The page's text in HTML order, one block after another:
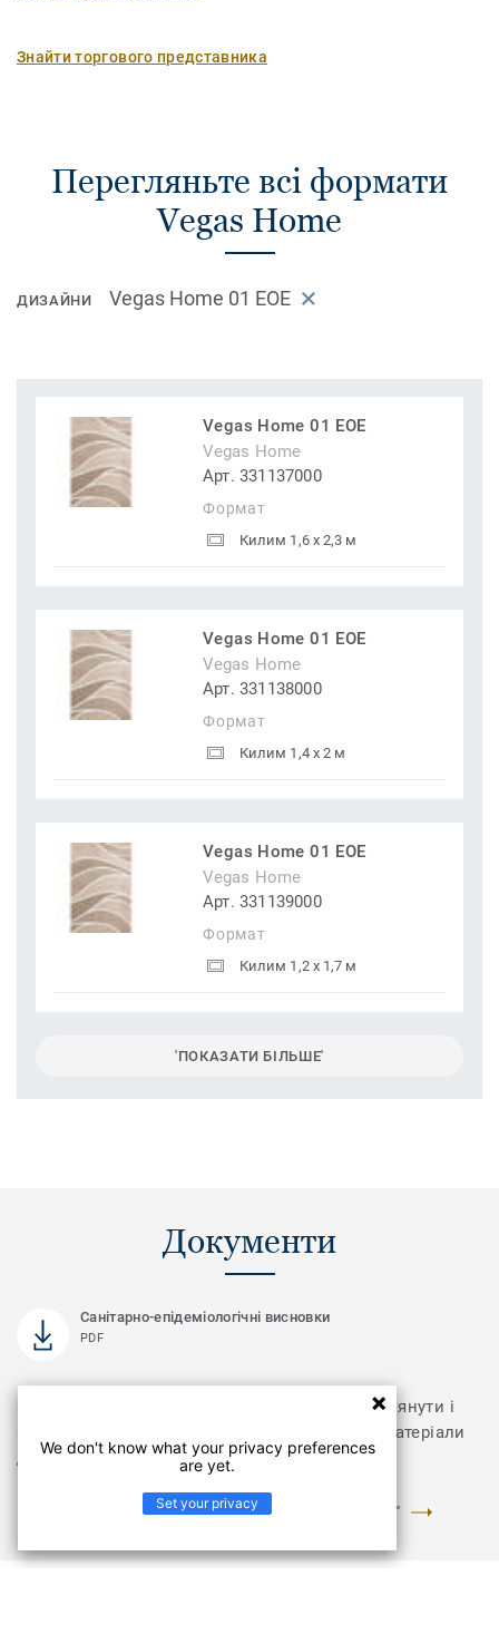
Знайти торгового представника
Перегляньте всі формати
Vegas Home
ДИЗАЙНИ Vegas Home 01 EOE
Vegas Home 01 EOE
Vegas Home
Арт. 331137000
Формат
Килим 1,6 x 2,3 м
Vegas Home 01 EOE
Vegas Home
Арт. 331138000
Формат
Килим 1,4 x 2 м
Vegas Home 01 EOE
Vegas Home
Арт. 331139000
Формат
Килим 1,2 x 1,7 м
'ПОКАЗАТИ БІЛЬШЕ'
Документи
Санітарно-епідеміологічні висновки
PDF
Відвідайте розділ з документами, щоб переглянути і
завантажити інструкції з укладання та інші матеріали
для колекції Vegas Home
ПЕРЕЙТИ У РОЗДІЛ "ДОКУМЕНТИ ТА ЗОБРАЖЕННЯ"
We don't know what your privacy preferences
are yet.
Set your privacy